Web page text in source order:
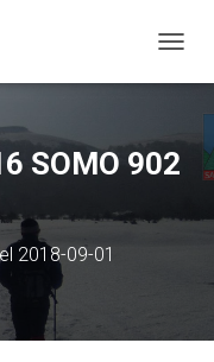
SOMO 902
el 2018-09-01